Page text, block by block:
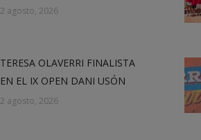
2 agosto, 2026
TERESA OLAVERRI FINALISTA
EN EL IX OPEN DANI USÓN
2 agosto, 2026